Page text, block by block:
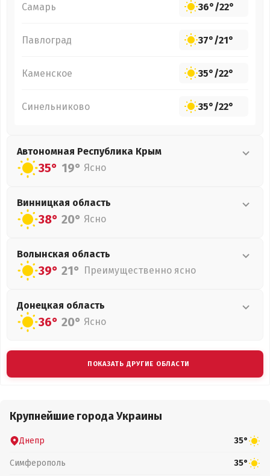
Самарь 36°/22°
Павлоград 37°/21°
Каменское 35°/22°
Синельниково 35°/22°
Автономная Республика Крым
35° 19° Ясно
Винницкая область
38° 20° Ясно
Волынская область
39° 21° Преимущественно ясно
Донецкая область
36° 20° Ясно
ПОКАЗАТЬ ДРУГИЕ ОБЛАСТИ
Крупнейшие города Украины
Днепр 35°
Симферополь 35°